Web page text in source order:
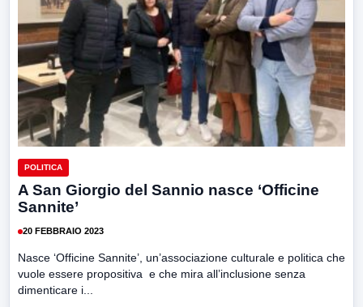
POLITICA
A San Giorgio del Sannio nasce ‘Officine
Sannite’
20 FEBBRAIO 2023
Nasce ‘Officine Sannite’, un’associazione culturale e politica che
vuole essere propositiva e che mira all’inclusione senza
dimenticare i...